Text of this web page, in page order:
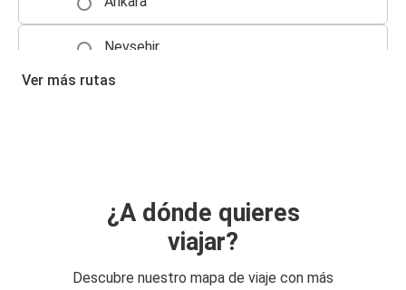
Nevşehir
Nevşehir
Adana
Ver más rutas
¿A dónde quieres
viajar?
Descubre nuestro mapa de viaje con más